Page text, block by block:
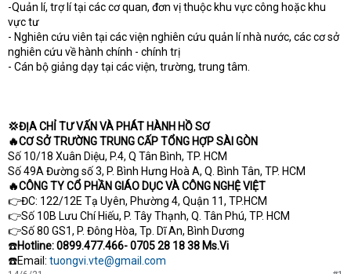
-Quản lí, trợ lí tại các cơ quan, đơn vị thuộc khu vực công hoặc khu
vực tư
- Nghiên cứu viên tại các viện nghiên cứu quản lí nhà nước, các cơ sở
nghiên cứu về hành chính - chính trị
- Cán bộ giảng dạy tại các viện, trường, trung tâm.
💢ĐỊA CHỈ TƯ VẤN VÀ PHÁT HÀNH HỒ SƠ
🔥CƠ SỞ TRƯỜNG TRUNG CẤP TỔNG HỢP SÀI GÒN
Số 10/18 Xuân Diệu, P.4, Q Tân Bình, TP. HCM
Số 49A Đường số 3, P. Bình Hưng Hoà A, Q. Bình Tân, TP. HCM
🔥CÔNG TY CỔ PHẦN GIÁO DỤC VÀ CÔNG NGHỆ VIỆT
👉ĐC: 122/12E Tạ Uyên, Phường 4, Quận 11, TP.HCM
👉Số 10B Lưu Chí Hiếu, P. Tây Thạnh, Q. Tân Phú, TP. HCM
👉Số 80 GS1, P. Đông Hòa, Tp. Dĩ An, Bình Dương
☎️Hotline: 0899.477.466- 0705 28 18 38 Ms.Vi
☎️Email: tuongvi.vte@gmail.com